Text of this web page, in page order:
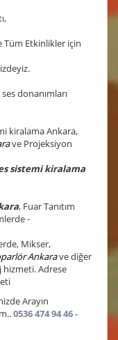
Tüm Etkinlikler için
donanımları
kiralama Ankara,
ve Projeksiyon
sistemi kiralama
, Fuar Tanıtım
-
Mikser,
Ankarave diğer
hizmeti. Adrese
Arayın
0536 474 94 46 -